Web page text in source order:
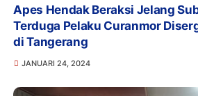
Apes Hendak Beraksi Jelang
Terduga Pelaku Curanmor
di Tangerang
JANUARI 24, 2024